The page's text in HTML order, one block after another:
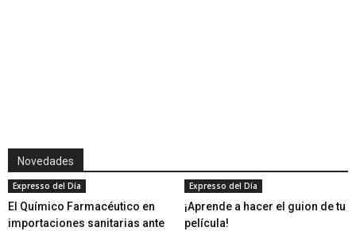
Novedades
Expresso del Día
El Químico Farmacéutico en
importaciones sanitarias ante
Expresso del Día
¡Aprende a hacer el guion de tu
película!